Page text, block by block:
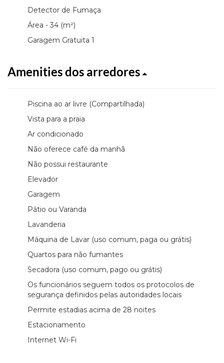
Detector de Fumaça
Área - 34 (m²)
Garagem Gratuita 1
Amenities dos arredores
Piscina ao ar livre (Compartilhada)
Vista para a praia
Ar condicionado
Não oferece café da manhã
Não possui restaurante
Elevador
Garagem
Pátio ou Varanda
Lavanderia
Máquina de Lavar (uso comum, paga ou grátis)
Quartos para não fumantes
Secadora (uso comum, pago ou grátis)
Os funcionários seguem todos os protocolos de
segurança definidos pelas autoridades locais
Permite estadias acima de 28 noites
Estacionamento
Internet Wi-Fi